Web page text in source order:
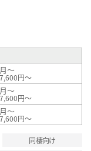
～
円～
～
円～
～
円～
同棲向け